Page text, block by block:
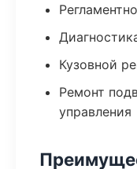
Кузовной
Ремонт
управления